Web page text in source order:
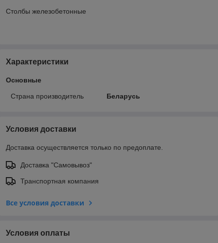
Столбы железобетонные
Характеристики
Основные
Страна производитель Беларусь
Условия доставки
Доставка осуществляется только по предоплате.
Доставка "Самовывоз"
Транспортная компания
Все условия доставки
Условия оплаты